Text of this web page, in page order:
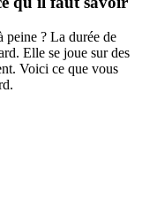
? La durée de
Elle se joue sur des
Voici ce que vous